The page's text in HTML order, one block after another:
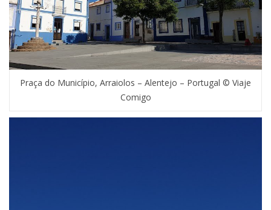
Praça do Município, Arraiolos – Alentejo – Portugal © Viaje
Comigo